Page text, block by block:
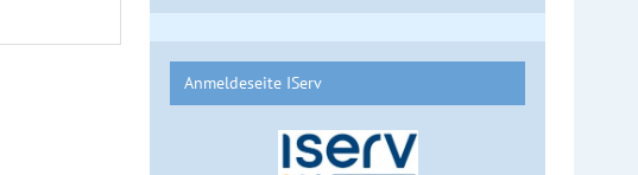
Anmeldeseite IServ